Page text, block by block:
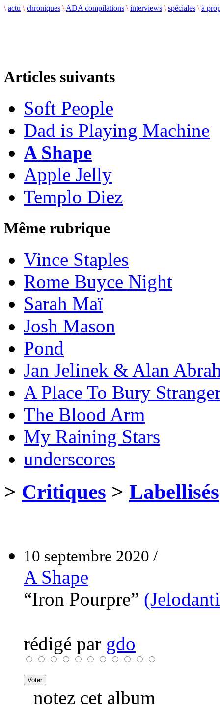
\ actu \ chroniques \ ADA compilations \ interviews \ spéciales \ à
Articles suivants
Soft People
Dad is Playing Machine
A Shape
Apple Jelly
Templo Diez
Même rubrique
Vince Staples
Rome Buyce Night
Sarah Maï
Josh Mason
Pond
Jan Jelinek & Alan
A Place To Bury
The Blood Arm
My Raining Stars
underscores
> Critiques > Labellisés
10 septembre 2020 /
A Shape
“Iron Pourpre”
rédigé par gdo
notez cet album